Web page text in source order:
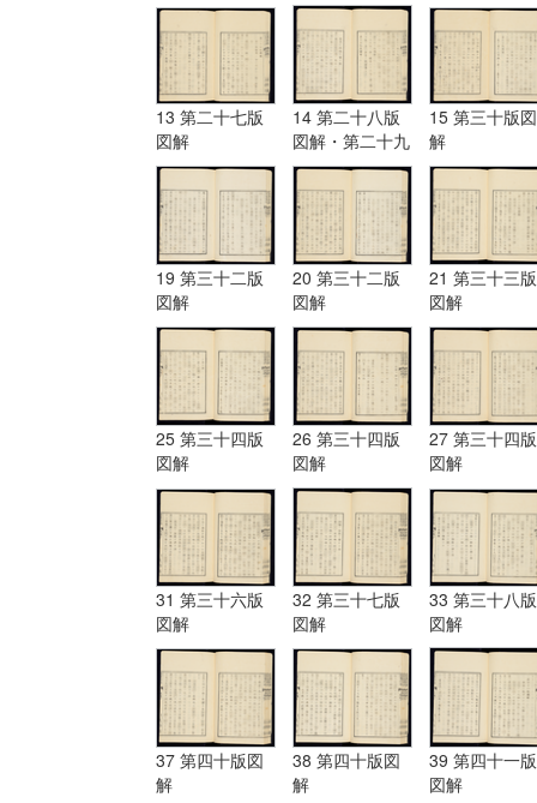
13 第二十七版
図解
14 第二十八版
図解・第二十九
版図解
15 第三十版図
解
19 第三十二版
図解
20 第三十二版
図解
21 第三十三版
図解
25 第三十四版
図解
26 第三十四版
図解
27 第三十四版
図解
31 第三十六版
図解
32 第三十七版
図解
33 第三十八版
図解
37 第四十版図
解
38 第四十版図
解
39 第四十一版
図解